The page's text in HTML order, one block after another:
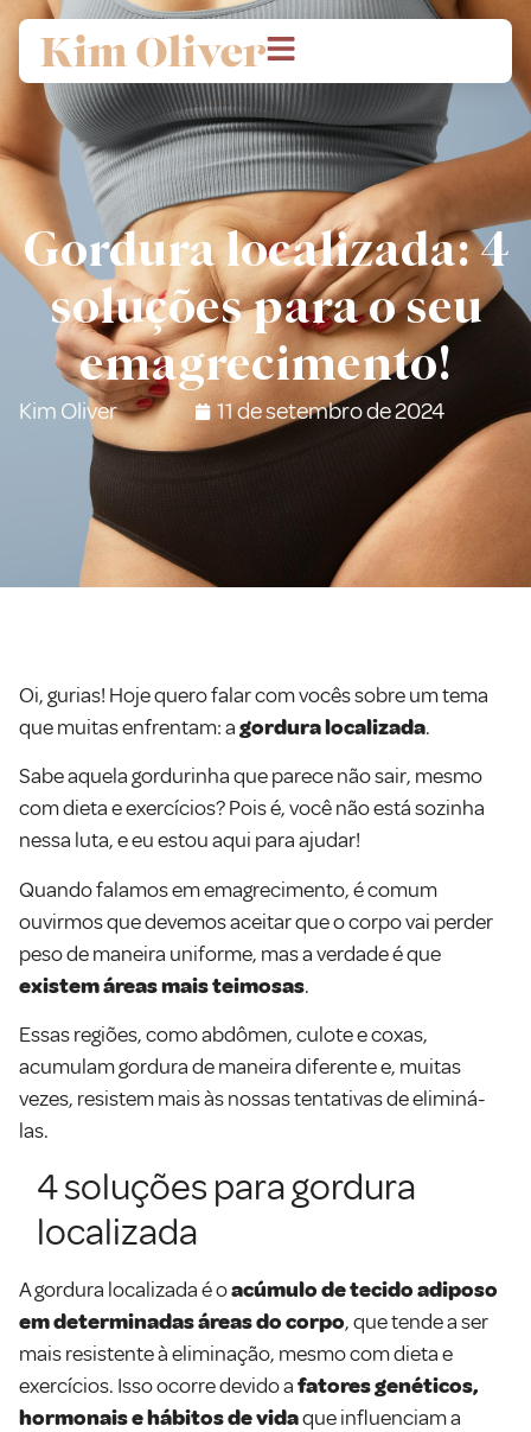
Gordura localizada: 4
soluções para o seu
emagrecimento!
Kim Oliver 11 de setembro de 2024
Oi, gurias! Hoje quero falar com vocês sobre um tema
que muitas enfrentam: agordura localizada.
Sabe aquela gordurinha que parece não sair, mesmo
com dieta e exercícios? Pois é, você não está sozinha
nessa luta, e eu estou aqui para ajudar!
Quando falamos em emagrecimento, é comum
ouvirmos que devemos aceitar que o corpo vai perder
peso de maneira uniforme, mas a verdade é que
existem áreas mais teimosas.
Essas regiões, como abdômen, culote e coxas,
acumulam gordura de maneira diferente e, muitas
vezes, resistem mais às nossas tentativas de eliminá-
las.
4 soluções para gordura
localizada
A gordura localizada é oacúmulo de tecido adiposo
em determinadas áreas do corpo, que tende a ser
mais resistente à eliminação, mesmo com dieta e
exercícios. Isso ocorre devido afatores genéticos,
hormonais e hábitos de vidaque influenciam a